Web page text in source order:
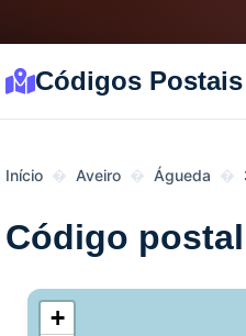
Códigos Postais
Início Aveiro Águeda
Código postal
+